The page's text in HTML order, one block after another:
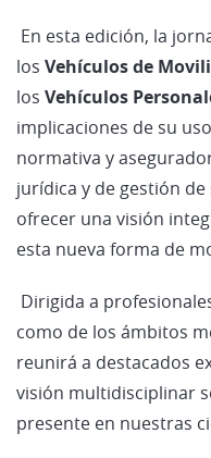
En esta edición, la
los Vehículos de
los Vehículos
implicaciones de su
normativa y
jurídica y de gestión
ofrecer una visión
esta nueva forma de
Dirigida a
como de los ámbitos
reunirá a destacados
visión multidisciplinar
presente en nuestras